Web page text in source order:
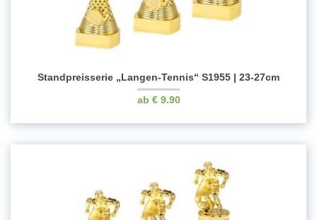
Standpreisserie „Langen-Tennis“ S1955 | 23-27cm
€9.90